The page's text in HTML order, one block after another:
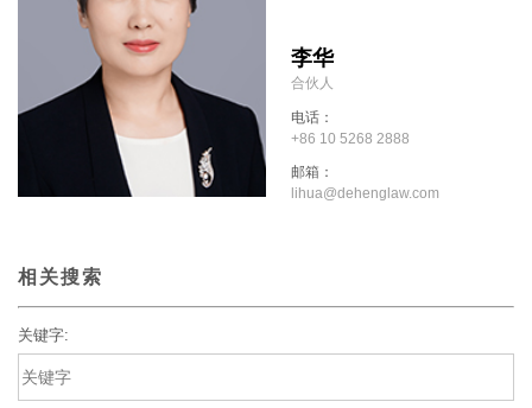
李华
合伙人
电话：
+86 10 5268 2888
邮箱：
lihua@dehenglaw.com
相关搜索
关键字: